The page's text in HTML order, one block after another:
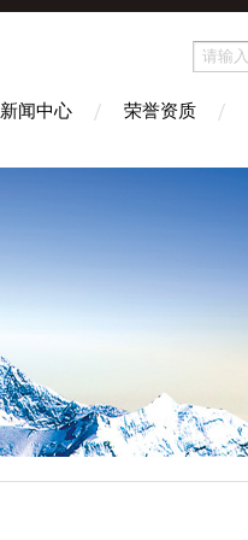
新闻中心 荣誉资质